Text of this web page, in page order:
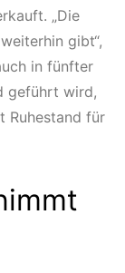
„Die
gibt“,
in fünfter
geführt wird,
Ruhestand für